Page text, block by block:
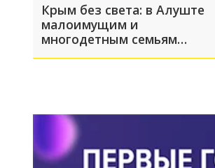
Крым без света: в Алуште
малоимущим и
многодетным семьям